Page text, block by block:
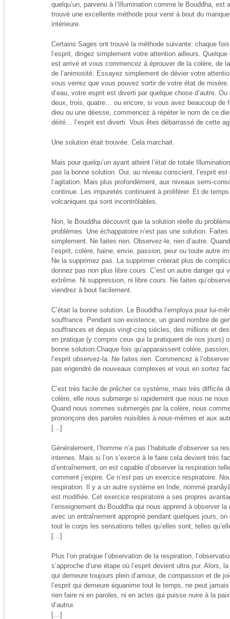
quelqu’un, parvenu à l’Illumination comme le Bouddha, est
trouvé une excellente méthode pour venir à bout du manque
intérieure.
Certains Sages ont trouvé la méthode suivante: chaque fois
l’esprit, dirigez simplement votre attention ailleurs.
est arrivé et vous commencez à éprouver de la colère, de
de l’animosité. Essayez simplement de dévier votre
vous verrez que vous pouvez sortir de votre état de
d’eau, votre esprit est diverti par quelque chose d’autre.
deux, trois, quatre… ou encore, si vous avez beaucoup de
dieu ou une déesse, commencez à répéter le nom de ce
déité… l’esprit est diverti. Vous êtes débarrassé de cette
Une solution était trouvée. Cela marchait.
Mais pour quelqu’un ayant atteint l’état de totale
pas la bonne solution. Oui, au niveau conscient, l’esprit
l’agitation. Mais plus profondément, aux niveaux semi-
continue. Les impuretés continuent à proliférer. Et de
volcaniques qui sont incontrôlables.
Non, le Bouddha découvrit que la solution réelle du
problèmes. Une échappatoire n’est pas une solution.
simplement. Ne faites rien. Observez-le, rien d’autre.
l’esprit, colère, haine, envie, passion, peur ou toute autre
Ne la supprimez pas. La supprimer créerait plus de
donnez pas non plus libre cours. C’est un autre danger qui
extrême. Ni suppression, ni libre cours. Ne faites
viendrez à bout facilement.
C’était la bonne solution. Le Bouddha l’employa pour lui-
souffrance. Pendant son existence, un grand nombre de
souffrances et depuis vingt-cinq siècles, des millions et
en pratique (y compris ceux qui la pratiquent de nos jours)
bonne solution.Chaque fois qu’apparaissent colère,
l’esprit observez-la. Ne faites rien. Commencez à
pas engendré de nouveaux complexes et vous en sortez
C’est très facile de prêcher ce système, mais très difficile
colère, elle nous submerge si rapidement que nous ne
Quand nous sommes submergés par la colère, nous
prononçons des paroles nuisibles à nous-mêmes et aux
[…]
Généralement, l’homme n’a pas l’habitude d’observer sa
internes. Mais si l’on s’exerce à le faire cela devient très
d’entraînement, on est capable d’observer la respiration
comment j’expire. Ce n’est pas un exercice respiratoire.
respiration. Il y a un autre système en Inde, nommé
est modifiée. Cet exercice respiratoire a ses propres
l’enseignement du Bouddha qui nous apprend à observer
avec un entraînement approprié pendant quelques jours,
tout le corps les sensations telles qu’elles sont, telles
[…]
Plus l’on pratique l’observation de la respiration,
s’approche d’une étape où l’esprit devient ultra pur. Alors,
qui demeure toujours plein d’amour, de compassion et de
l’esprit qui demeure équanime tout le temps, ne peut
rien faire ni en paroles, ni en actes qui puisse nuire à la
d’autrui.
[…]